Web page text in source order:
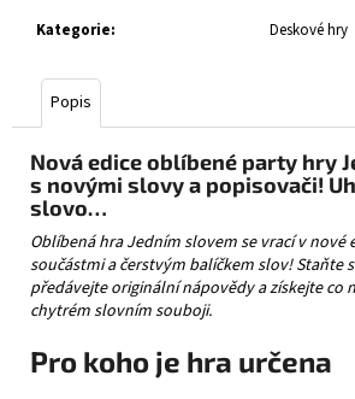
Kategorie: Deskové hry
Popis
Nová edice oblíbené party hry
s novými slovy a popisovači!
slovo…
Oblíbená hra Jedním slovem se vrací v nové
součástmi a čerstvým balíčkem slov! Staňte
předávejte originální nápovědy a získejte co
chytrém slovním souboji.
Pro koho je hra určena
POKÉMON
TCG:
MEGA
CHARIZARD
TIN
199
Kč